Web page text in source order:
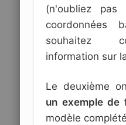
(n'oubliez pas
coordonnées
souhaitez
information sur
Le deuxième
un exemple de
modèle